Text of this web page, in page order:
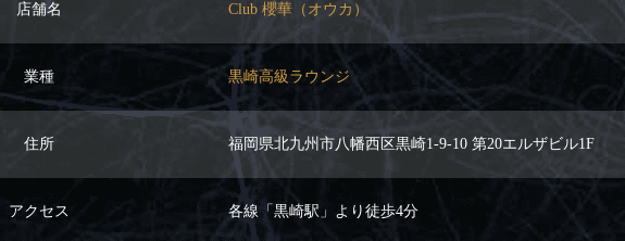
店舗名 Club 櫻華（オウカ）
業種 黒崎高級ラウンジ
住所 福岡県北九州市八幡西区黒崎1-9-10 第20エルザビル1F
アクセス 各線「黒崎駅」より徒歩4分